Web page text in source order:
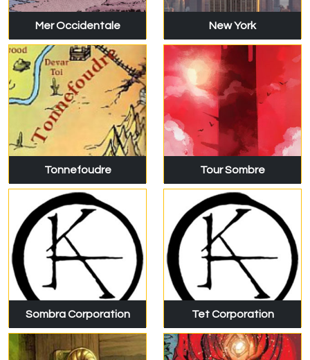
Mer Occidentale New York
Tonnefoudre Tour Sombre
Sombra Corporation Tet Corporation